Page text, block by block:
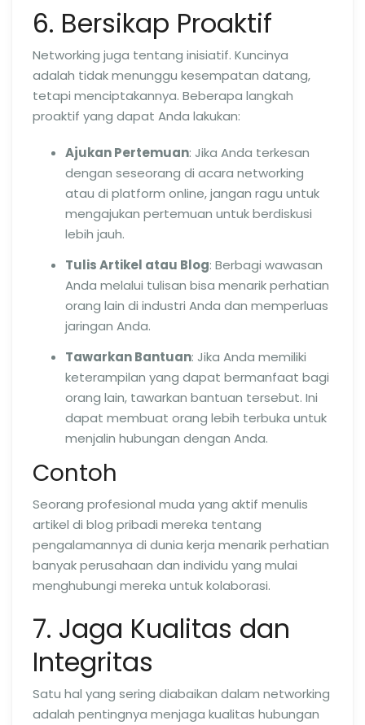
6. Bersikap Proaktif
Networking juga tentang inisiatif. Kuncinya
adalah tidak menunggu kesempatan datang,
tetapi menciptakannya. Beberapa langkah
proaktif yang dapat Anda lakukan:
Ajukan Pertemuan: Jika Anda terkesan
dengan seseorang di acara networking
atau di platform online, jangan ragu untuk
mengajukan pertemuan untuk berdiskusi
lebih jauh.
Tulis Artikel atau Blog: Berbagi wawasan
Anda melalui tulisan bisa menarik perhatian
orang lain di industri Anda dan memperluas
jaringan Anda.
Tawarkan Bantuan: Jika Anda memiliki
keterampilan yang dapat bermanfaat bagi
orang lain, tawarkan bantuan tersebut. Ini
dapat membuat orang lebih terbuka untuk
menjalin hubungan dengan Anda.
Contoh
Seorang profesional muda yang aktif menulis
artikel di blog pribadi mereka tentang
pengalamannya di dunia kerja menarik perhatian
banyak perusahaan dan individu yang mulai
menghubungi mereka untuk kolaborasi.
7. Jaga Kualitas dan
Integritas
Satu hal yang sering diabaikan dalam networking
adalah pentingnya menjaga kualitas hubungan